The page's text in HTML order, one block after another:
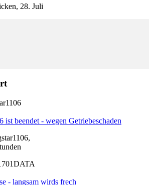
28. Juli
ist beendet - wegen Getriebeschaden
- langsam wirds frech